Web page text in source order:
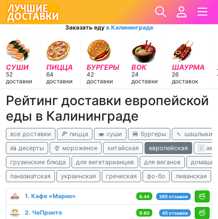
Заказать еду в Калининграде
СУШИ
52
доставки
ПИЦЦА
64
доставки
БУРГЕРЫ
42
доставки
ВОК
24
доставки
ШАУРМА
26
доставок
Рейтинг доставки европейской
еды в Калининграде
все доставки 🍕 пицца 🍣 суши 🍔 бургеры
🍡 шашлыки
🍰 десерты
🍨 мороженое китайская европейская
🇺
грузинские блюда
для вегетарианцев для веганов
паназиатская
украинская греческая фо-бо ливанская
1. Кафе «Марио» 9.44 385 отзывов
2. ЧеПронто 9.80 45 отзывов